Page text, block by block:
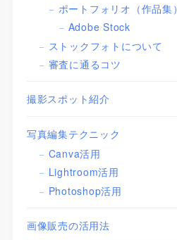
ポートフォリオ（作品集）
Adobe Stock
ストックフォトについて
審査に通るコツ
撮影スポット紹介
写真編集テクニック
Canva活用
Lightroom活用
Photoshop活用
画像販売の活用法